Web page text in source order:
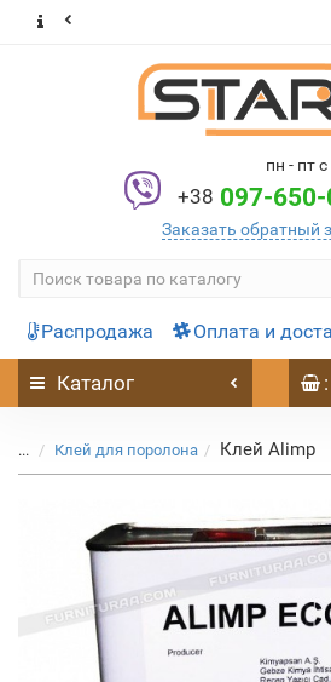
пн - пт
+38 097-
Заказать обратный
Распродажа Оплата и
Каталог
... Клей для поролона Клей Alimp